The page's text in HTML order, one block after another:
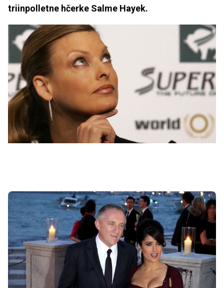
triinpolletne hčerke Salme Hayek.